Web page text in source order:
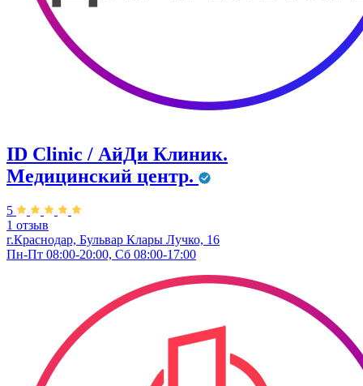
ID Clinic / АйДи Клиник.
Медицинский центр.
5
1 отзыв
г.Краснодар, Бульвар ​Клары Лучко, 16
Пн-Пт 08:00-20:00, Сб 08:00-17:00